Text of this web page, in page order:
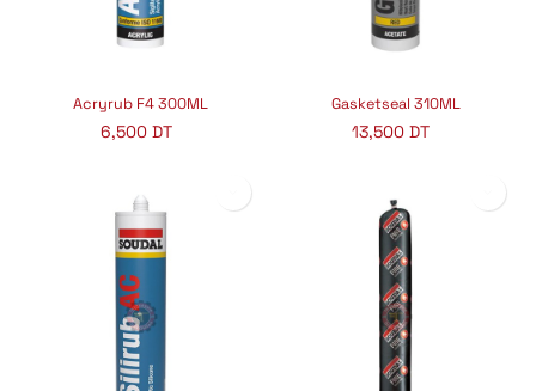
Acryrub F4 300ML
6,500DT
Gasketseal 310ML
13,500 DT